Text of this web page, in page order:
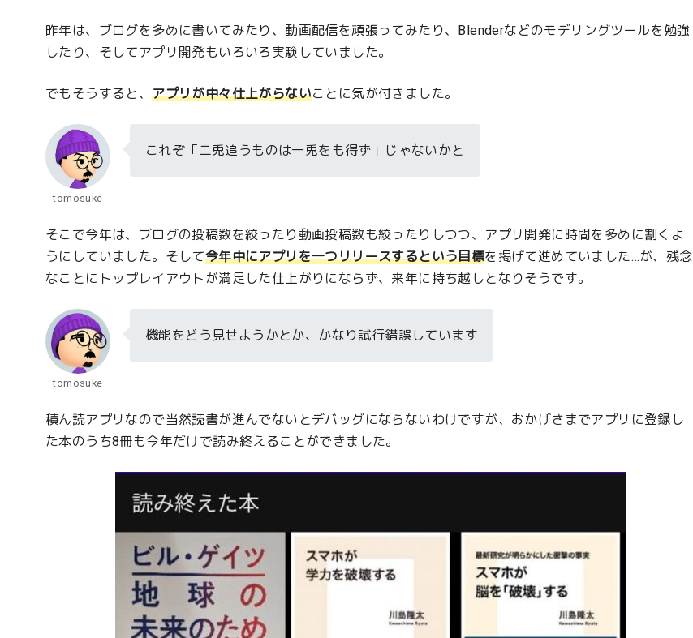
昨年は、ブログを多めに書いてみたり、動画配信を頑張ってみたり、Blenderなどのモデリングツールを勉強
したり、そしてアプリ開発もいろいろ実験していました。
でもそうすると、アプリが中々仕上がらないことに気が付きました。
tomosuke
これぞ「二兎追うものは一兎をも得ず」じゃないかと
そこで今年は、ブログの投稿数を絞ったり動画投稿数も絞ったりしつつ、アプリ開発に時間を多めに割くよ
うにしていました。そして今年中にアプリを一つリリースするという目標を掲げて進めていました…が、残念
なことにトップレイアウトが満足した仕上がりにならず、来年に持ち越しとなりそうです。
tomosuke
機能をどう見せようかとか、かなり試行錯誤しています
積ん読アプリなので当然読書が進んでないとデバッグにならないわけですが、おかげさまでアプリに登録し
た本のうち8冊も今年だけで読み終えることができました。